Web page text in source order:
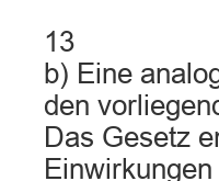
13
b) Eine
den
Das Gesetz